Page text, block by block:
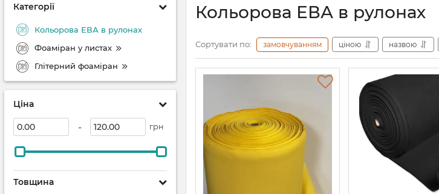
Категорії
Кольорова ЕВА в рулонах
Фоаміран у листах
Глітерний фоаміран
Ціна
- грн
Товщина
Кольорова ЕВА в рулонах
Сортувати по: замовчуванням ціною назвою